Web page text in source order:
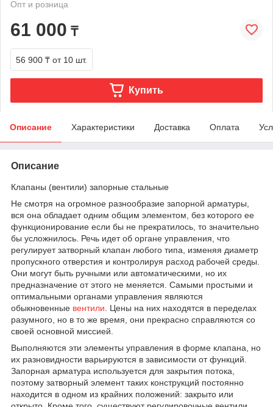
Опт и розница
61 000 ₸
56 900 ₸ от 10 шт.
Купить
Описание Характеристики Доставка Оплата
Описание
Клапаны (вентили) запорные стальные
Не смотря на огромное разнообразие запорной арматуры,
вся она обладает одним общим элементом, без которого ее
функционирование если бы не прекратилось, то значительно
бы усложнилось. Речь идет об органе управления, что
регулирует затворный клапан любого типа, изменяя диаметр
пропускного отверстия и контролируя расход рабочей среды.
Они могут быть ручными или автоматическими, но их
предназначение от этого не меняется. Самыми простыми и
оптимальными органами управления являются
обыкновенные вентили . Цены на них находятся в переделах
разумного, но в то же время, они прекрасно справляются со
своей основной миссией.
Выполняются эти элементы управления в форме клапана, но
их разновидности варьируются в зависимости от функций.
Запорная арматура используется для закрытия потока,
поэтому затворный элемент таких конструкций постоянно
находится в одном из крайних положений: закрыто или